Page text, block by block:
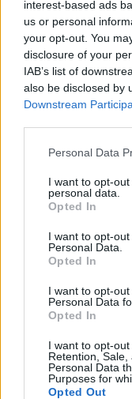
interest-based ads
us or personal
your opt-out. You
disclosure of your
IAB’s list of
also be disclosed by
Downstream
Personal Data
I want to opt-
personal data.
Opted In
I want to opt-
Personal Data.
Opted In
I want to opt-
Personal Data
Opted In
I want to opt-out
Retention,
Personal Data
Purposes for
Opted Out
Peugeot e-408
e-cars.hu - 2024-10-11
Akár 453 kilométeres
408.
Elektromos autó
700 és 668
kapott a két
A legnagyobb
piacon a WLTP ciklus